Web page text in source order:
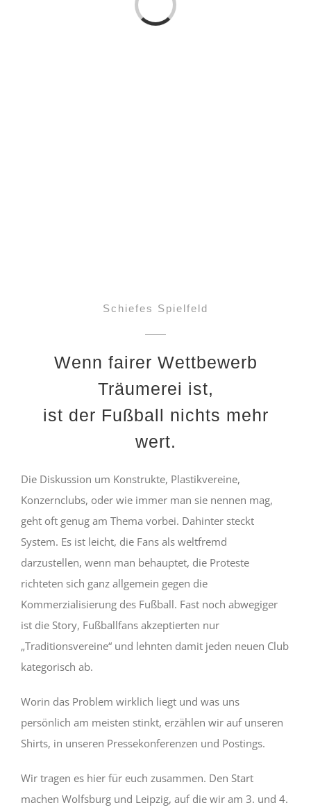
Schiefes Spielfeld
Wenn fairer Wettbewerb
Träumerei ist,
ist der Fußball nichts mehr
wert.
Die Diskussion um Konstrukte, Plastikvereine,
Konzernclubs, oder wie immer man sie nennen mag,
geht oft genug am Thema vorbei. Dahinter steckt
System. Es ist leicht, die Fans als weltfremd
darzustellen, wenn man behauptet, die Proteste
richteten sich ganz allgemein gegen die
Kommerzialisierung des Fußball. Fast noch abwegiger
ist die Story, Fußballfans akzeptierten nur
„Traditionsvereine“ und lehnten damit jeden neuen Club
kategorisch ab.
Worin das Problem wirklich liegt und was uns
persönlich am meisten stinkt, erzählen wir auf unseren
Shirts, in unseren Pressekonferenzen und Postings.
Wir tragen es hier für euch zusammen. Den Start
machen Wolfsburg und Leipzig, auf die wir am 3. und 4.